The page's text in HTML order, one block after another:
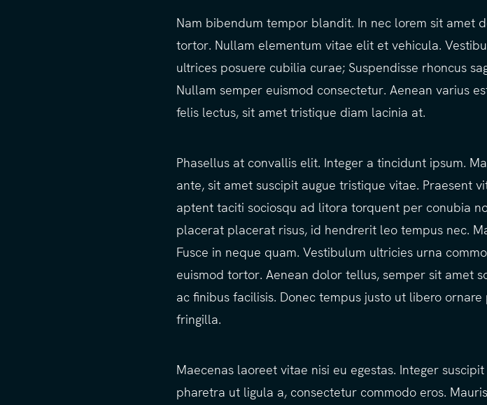
Nam bibendum tempor blandit. In nec lorem sit amet
tortor. Nullam elementum vitae elit et vehicula.
ultrices posuere cubilia curae; Suspendisse rhoncus
Nullam semper euismod consectetur. Aenean varius
felis lectus, sit amet tristique diam lacinia at.
Phasellus at convallis elit. Integer a tincidunt ipsum.
ante, sit amet suscipit augue tristique vitae. Praesent
aptent taciti sociosqu ad litora torquent per conubia
placerat placerat risus, id hendrerit leo tempus nec.
Fusce in neque quam. Vestibulum ultricies urna
euismod tortor. Aenean dolor tellus, semper sit amet
ac finibus facilisis. Donec tempus justo ut libero
fringilla.
Maecenas laoreet vitae nisi eu egestas. Integer
pharetra ut ligula a, consectetur commodo eros.